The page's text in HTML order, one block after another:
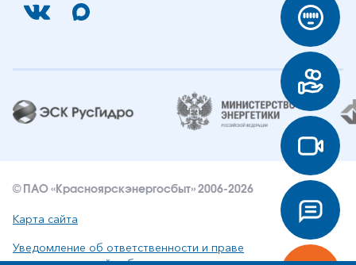
© ПАО «Красноярскэнергосбыт» 2006-2026
Карта сайта
Уведомление об ответственности и праве